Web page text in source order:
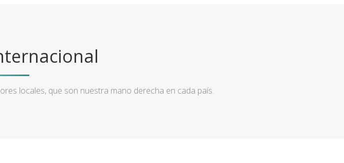
locales, que son nuestra mano derecha en cada país.